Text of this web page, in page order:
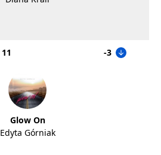
11 -3
Glow On
Edyta Górniak